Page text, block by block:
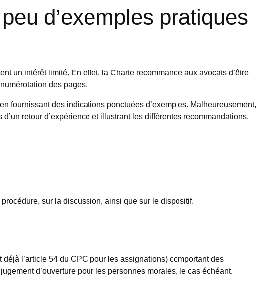
d’exemples pratiques
un intérêt limité. En effet, la Charte recommande aux avocats d’être
des pages.
fournissant des indications ponctuées d’exemples. Malheureusement,
retour d’expérience et illustrant les différentes recommandations.
sur la discussion, ainsi que sur le dispositif.
l’article 54 du CPC pour les assignations) comportant des
d’ouverture pour les personnes morales, le cas échéant.